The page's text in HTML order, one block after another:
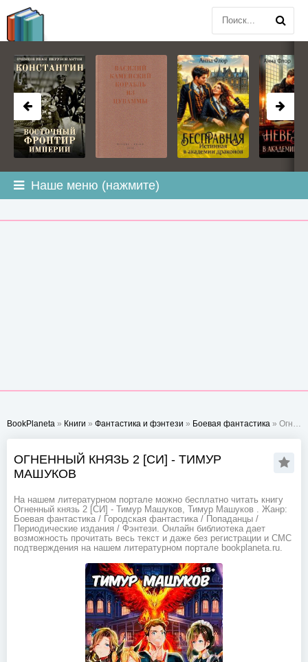
Наше меню (нажмите)
BookPlaneta » Книги » Фантастика и фэнтези » Боевая фантастика » Огненный князь 2 [СИ] - Тимур Машуков
ОГНЕННЫЙ КНЯЗЬ 2 [СИ] - ТИМУР
МАШУКОВ
На нашем литературном портале можно бесплатно читать книгу
Огненный князь 2 [СИ] - Тимур Машуков, Тимур Машуков . Жанр:
Боевая фантастика / Городская фантастика / Попаданцы /
Периодические издания / Фэнтези. Онлайн библиотека дает
возможность прочитать весь текст и даже без регистрации и СМС
подтверждения на нашем литературном портале bookplaneta.ru.
BOOKPLANETA.COM